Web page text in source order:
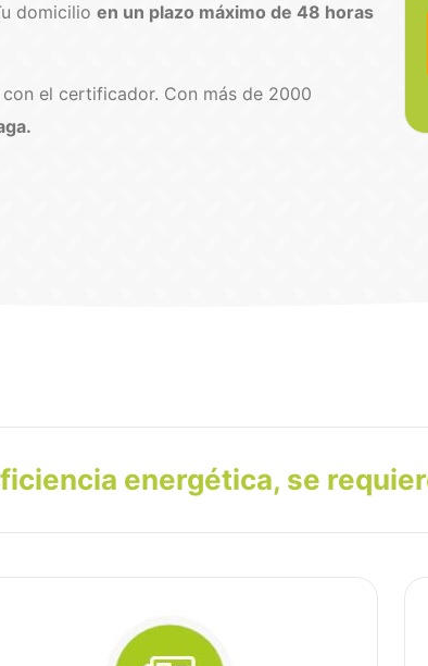
domicilio en un plazo máximo de 48 horas
el certificador. Con más de 2000
energética, se